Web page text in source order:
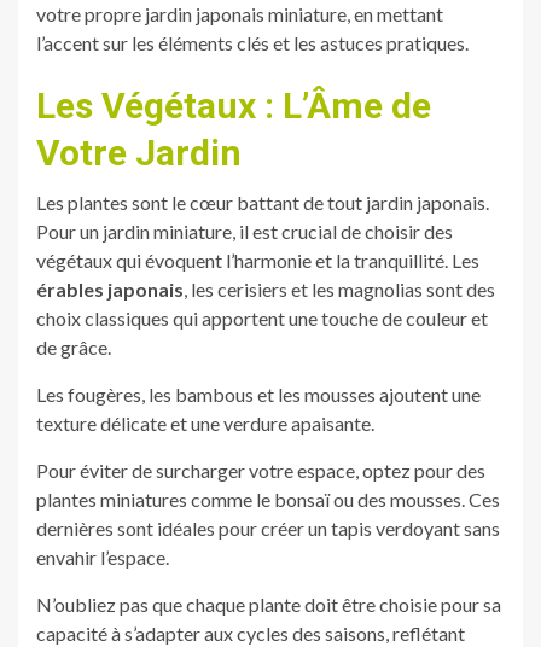
votre propre jardin japonais miniature, en mettant
l’accent sur les éléments clés et les astuces pratiques.
Les Végétaux : L’Âme de
Votre Jardin
Les plantes sont le cœur battant de tout jardin japonais.
Pour un jardin miniature, il est crucial de choisir des
végétaux qui évoquent l’harmonie et la tranquillité. Les
érables japonais, les cerisiers et les magnolias sont des
choix classiques qui apportent une touche de couleur et
de grâce.
Les fougères, les bambous et les mousses ajoutent une
texture délicate et une verdure apaisante.
Pour éviter de surcharger votre espace, optez pour des
plantes miniatures comme le bonsaï ou des mousses. Ces
dernières sont idéales pour créer un tapis verdoyant sans
envahir l’espace.
N’oubliez pas que chaque plante doit être choisie pour sa
capacité à s’adapter aux cycles des saisons, reflétant